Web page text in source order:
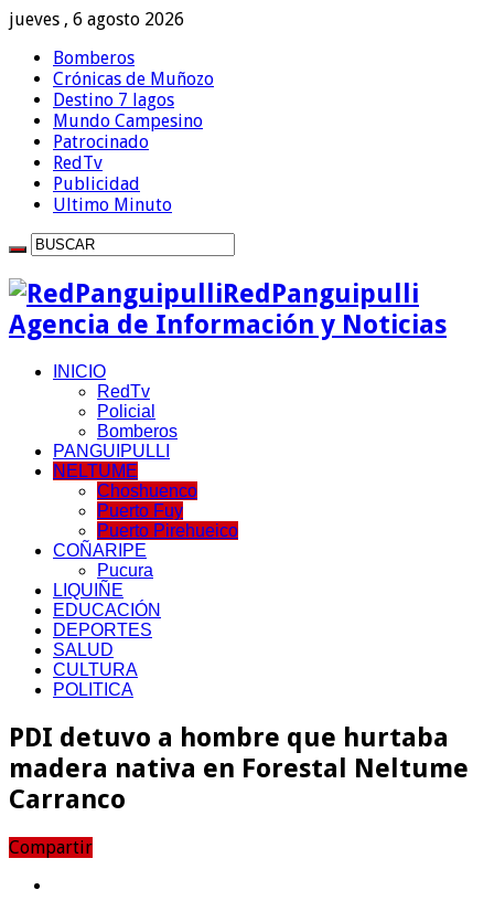
jueves , 6 agosto 2026
Bomberos
Crónicas de Muñozo
Destino 7 lagos
Mundo Campesino
Patrocinado
RedTv
Publicidad
Ultimo Minuto
RedPanguipulli
Agencia de Información y Noticias
INICIO
RedTv
Policial
Bomberos
PANGUIPULLI
NELTUME
Choshuenco
Puerto Fuy
Puerto Pirehueico
COÑARIPE
Pucura
LIQUIÑE
EDUCACIÓN
DEPORTES
SALUD
CULTURA
POLITICA
PDI detuvo a hombre que hurtaba
madera nativa en Forestal Neltume
Carranco
Compartir